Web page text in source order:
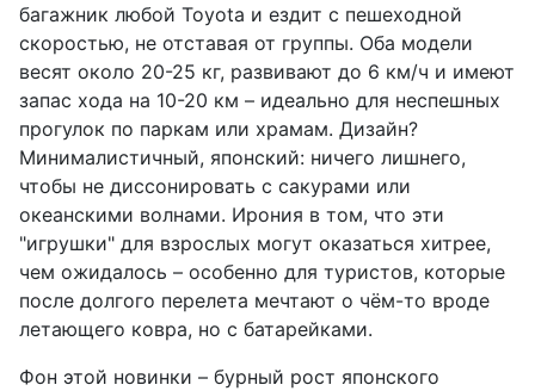
багажник любой Toyota и ездит с пешеходной
скоростью, не отставая от группы. Оба модели
весят около 20-25 кг, развивают до 6 км/ч и имеют
запас хода на 10-20 км – идеально для неспешных
прогулок по паркам или храмам. Дизайн?
Минималистичный, японский: ничего лишнего,
чтобы не диссонировать с сакурами или
океанскими волнами. Ирония в том, что эти
"игрушки" для взрослых могут оказаться хитрее,
чем ожидалось – особенно для туристов, которые
после долгого перелета мечтают о чём-то вроде
летающего ковра, но с батарейками.
Фон этой новинки – бурный рост японского